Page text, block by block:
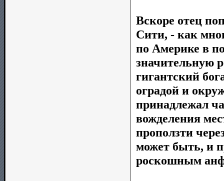
Вскоре отец
Сити, - как
по Америке в
значительную
гигантский
оградой и
принадлежал
вожделения
проползти
может быть, и
роскошным